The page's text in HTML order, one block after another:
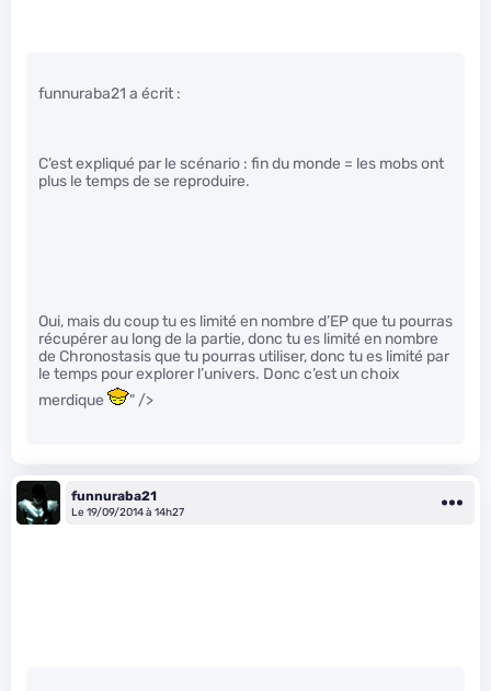
funnuraba21 a écrit :
C’est expliqué par le scénario : fin du monde = les mobs ont
plus le temps de se reproduire.
Oui, mais du coup tu es limité en nombre d’EP que tu pourras
récupérer au long de la partie, donc tu es limité en nombre
de Chronostasis que tu pourras utiliser, donc tu es limité par
le temps pour explorer l’univers. Donc c’est un choix
merdique
" />
funnuraba21
Le 19/09/2014 à 14h27